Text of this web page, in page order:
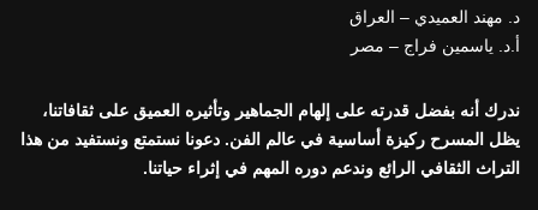
د. مهند العميدي – العراق
أ.د. ياسمين فراج – مصر
ندرك أنه بفضل قدرته على إلهام الجماهير وتأثيره العميق على ثقافاتنا،
يظل المسرح ركيزة أساسية في عالم الفن. دعونا نستمتع ونستفيد من هذا
التراث الثقافي الرائع وندعم دوره المهم في إثراء حياتنا.